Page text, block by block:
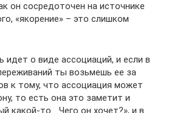
он сосредоточен на источнике
«якорение» – это слишком
идет о виде ассоциаций, и если в
ты возьмешь ее за
к тому, что ассоциация может
то есть она это заметит и
какой-то… Чего он хочет?», и в